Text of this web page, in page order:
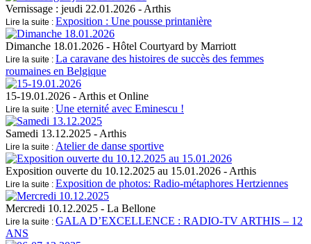
Vernissage : jeudi 22.01.2026 - Arthis
Lire la suite : Exposition : Une pousse printanière
Dimanche 18.01.2026 - Hôtel Courtyard by Marriott
Lire la suite : La caravane des histoires de succès des femmes
roumaines en Belgique
15-19.01.2026 - Arthis et Online
Lire la suite : Une eternité avec Eminescu !
Samedi 13.12.2025 - Arthis
Lire la suite : Atelier de danse sportive
Exposition ouverte du 10.12.2025 au 15.01.2026 - Arthis
Lire la suite : Exposition de photos: Radio-métaphores Hertziennes
Mercredi 10.12.2025 - La Bellone
Lire la suite : GALA D’EXCELLENCE : RADIO-TV ARTHIS – 12
ANS